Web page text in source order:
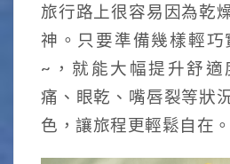
旅行路上很容易因為乾
神。只要準備幾樣輕
~，就能大幅提升舒適
痛、眼乾、嘴唇裂等狀
色，讓旅程更輕鬆自在。